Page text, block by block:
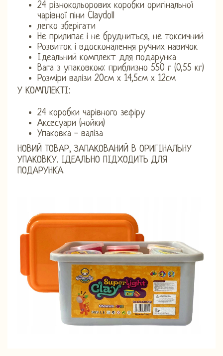
24 різнокольорових коробки оригінальної
чарівної піни Claydoll
легко зберігати
Не прилипає і не брудниться, не токсичний
Розвиток і вдосконалення ручних навичок
Ідеальний комплект для подарунка
Вага з упаковкою: приблизно 550 г (0,55 кг)
Розміри валізи 20см х 14,5см х 12см
У КОМПЛЕКТІ:
24 коробки чарівного зефіру
Аксесуари (нойки)
Упаковка - валіза
НОВИЙ ТОВАР, ЗАПАКОВАНИЙ В ОРИГІНАЛЬНУ
УПАКОВКУ. ІДЕАЛЬНО ПІДХОДИТЬ ДЛЯ
ПОДАРУНКА.